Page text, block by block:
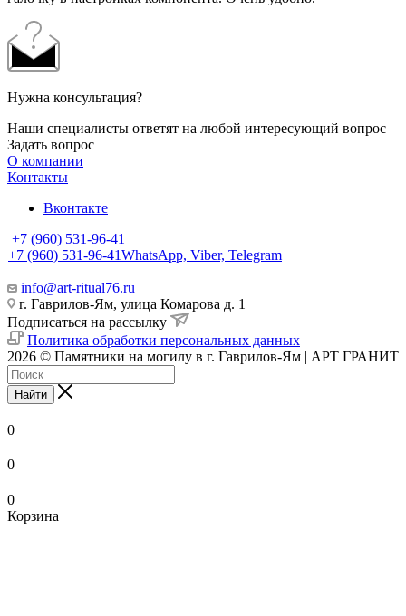
Нужна консультация?
Наши специалисты ответят на любой интересующий вопрос
Задать вопрос
О компании
Контакты
Вконтакте
+7 (960) 531-96-41
+7 (960) 531-96-41WhatsApp, Viber, Telegram
info@art-ritual76.ru
г. Гаврилов-Ям, улица Комарова д. 1
Подписаться на рассылку
Политика обработки персональных данных
2026 © Памятники на могилу в г. Гаврилов-Ям | АРТ ГРАНИТ
Найти
0
0
0
Корзина